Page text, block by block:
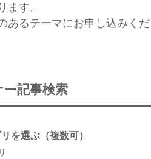
ます。
あるテーマにお申し込みくだ
ー記事検索
を選ぶ（複数可）